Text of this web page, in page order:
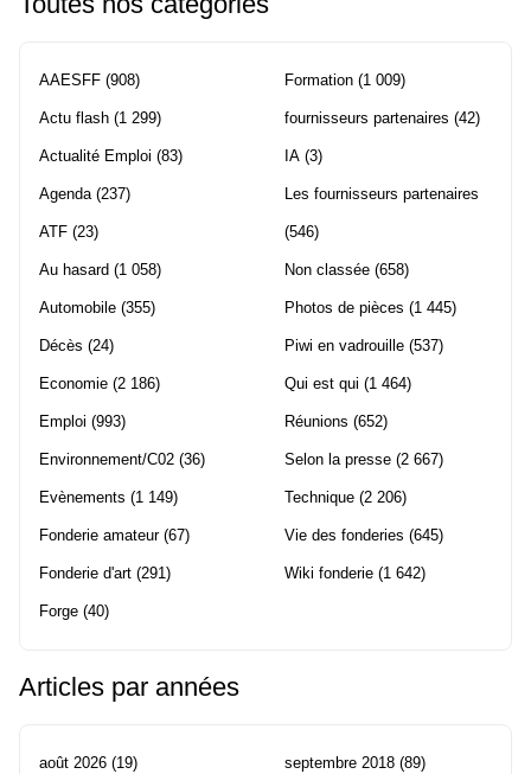
AAESFF (908)
Actu flash (1 299)
Actualité Emploi (83)
Agenda(237)
ATF (23)
Au hasard (1 058)
Automobile (355)
Décès (24)
Economie (2 186)
Emploi (993)
Environnement/C02 (36)
Evènements (1 149)
Fonderie amateur(67)
Fonderie d'art (291)
Forge (40)
Formation (1 009)
fournisseurs partenaires (42)
IA (3)
Les fournisseurs partenaires
(546)
Non classée (658)
Photos de pièces (1 445)
Piwi en vadrouille (537)
Qui est qui (1 464)
Réunions (652)
Selon la presse (2 667)
Technique (2 206)
Vie des fonderies (645)
Wiki fonderie (1 642)
Articles par années
août 2026 (19) septembre 2018 (89)